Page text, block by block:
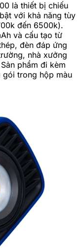
là thiết bị chiếu
với khả năng tùy
đến 6500k).
và cấu tạo từ
đèn đáp ứng
nhà xưởng
phẩm đi kèm
gói trong hộp màu